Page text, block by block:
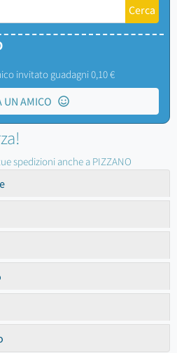
invitato guadagni 0,10 €
UN AMICO
spedizioni anche a PIZZANO